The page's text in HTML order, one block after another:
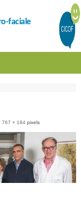
faciale
767 × 184pixels